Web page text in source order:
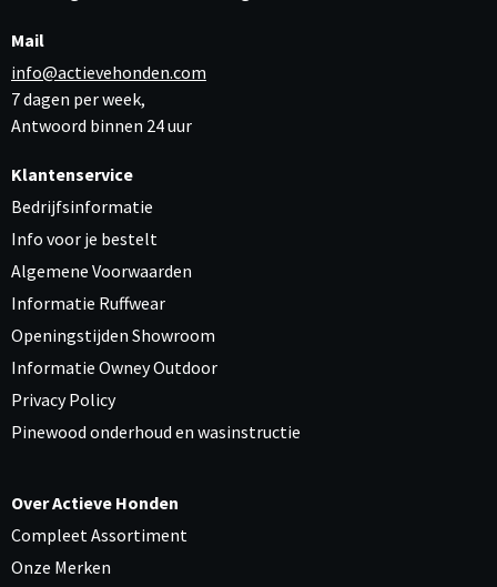
Mail
info@actievehonden.com
7 dagen per week,
Antwoord binnen 24 uur
Klantenservice
Bedrijfsinformatie
Info voor je bestelt
Algemene Voorwaarden
Informatie Ruffwear
Openingstijden Showroom
Informatie Owney Outdoor
Privacy Policy
Pinewood onderhoud en wasinstructie
Over Actieve Honden
Compleet Assortiment
Onze Merken